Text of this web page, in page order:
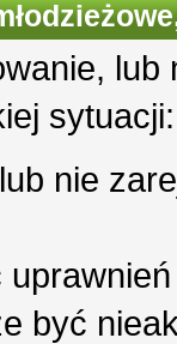
sytuacji:
nie
być